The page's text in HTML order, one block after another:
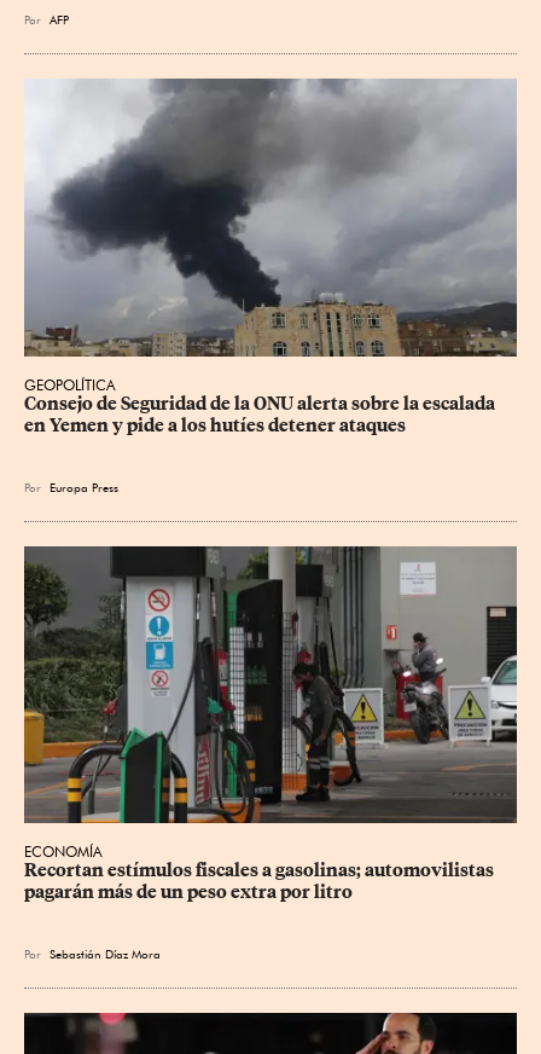
Por AFP
GEOPOLÍTICA
Consejo de Seguridad de la ONU alerta sobre la escalada
en Yemen y pide a los hutíes detener ataques
Por Europa Press
ECONOMÍA
Recortan estímulos fiscales a gasolinas; automovilistas
pagarán más de un peso extra por litro
Por Sebastián Díaz Mora